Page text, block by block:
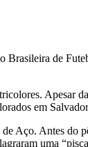
de
Apesar
em
Aço. Antes
uma